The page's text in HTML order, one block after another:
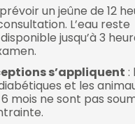
un jeûne de 12
L’eau reste
jusqu’à 3
s’appliquent :
et les
mois ne sont pas